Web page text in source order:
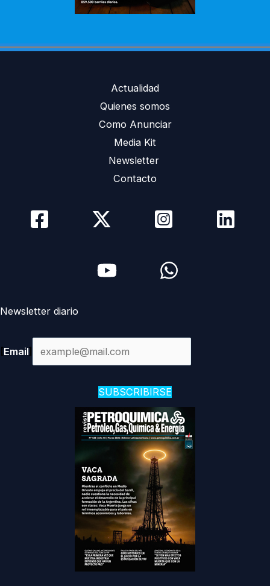
Actualidad
Quienes somos
Como Anunciar
Media Kit
Newsletter
Contacto
Newsletter diario
[Email]
SUBSCRIBIRSE